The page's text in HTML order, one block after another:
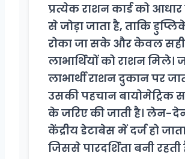
प्रत्येक राशन कार्ड को
से जोड़ा जाता है, ताकि
रोका जा सके और केवल सही
लाभार्थियों को राशन मिले।
लाभार्थी राशन दुकान पर
उसकी पहचान बायोमेट्रिक
के जरिए की जाती है। लेन-
केंद्रीय डेटाबेस में दर्ज हो
जिससे पारदर्शिता बनी रहती